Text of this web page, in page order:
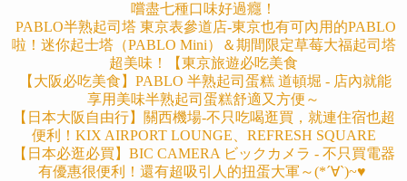
嚐盡七種口味好過癮！
PABLO半熟起司塔 東京表參道店-東京也有可內用的PABLO
啦！迷你起士塔（PABLO Mini）＆期間限定草莓大福起司塔
超美味！【東京旅遊必吃美食
【大阪必吃美食】PABLO 半熟起司蛋糕 道頓堀 - 店內就能
享用美味半熟起司蛋糕舒適又方便～
【日本大阪自由行】關西機場-不只吃喝逛買，就連住宿也超
便利！KIX AIRPORT LOUNGE、REFRESH SQUARE
【日本必逛必買】BIC CAMERA ビックカメラ - 不只買電器
有優惠很便利！還有超吸引人的扭蛋大軍～(*´∀`)~♥